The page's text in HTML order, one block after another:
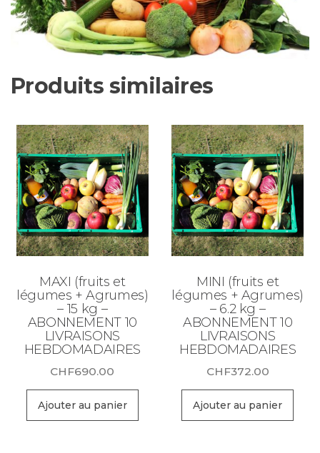
Produits similaires
MAXI (fruits et
légumes + Agrumes)
– 15 kg –
ABONNEMENT 10
LIVRAISONS
HEBDOMADAIRES
CHF690.00
Ajouter au panier
MINI (fruits et
légumes + Agrumes)
– 6.2 kg –
ABONNEMENT 10
LIVRAISONS
HEBDOMADAIRES
CHF372.00
Ajouter au panier